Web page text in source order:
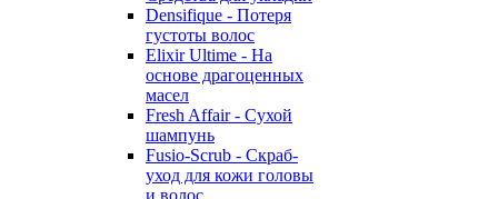
Densifique - Потеря
густоты волос
Elixir Ultime - На
основе драгоценных
масел
Fresh Affair - Сухой
шампунь
Fusio-Scrub - Скраб-
уход для кожи головы
и волос